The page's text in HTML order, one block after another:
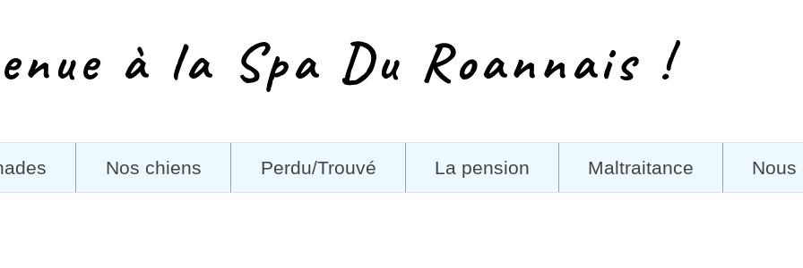
à la Spa Du Roannais !
Nos chiens Perdu/Trouvé La pension Maltraitance Nous